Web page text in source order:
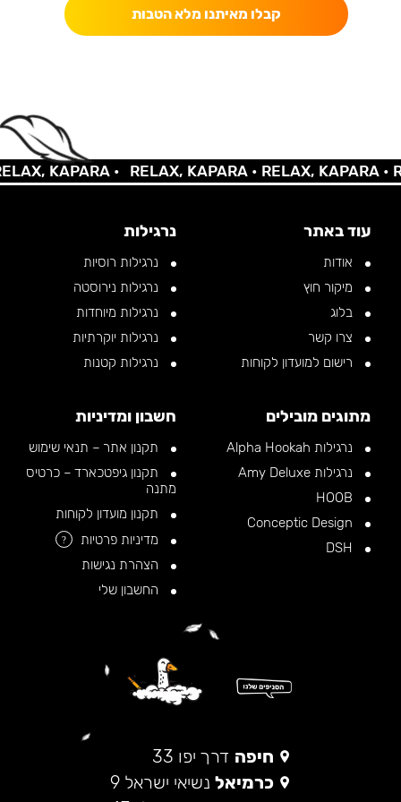
קבלו מאיתנו מלא הטבות
KAPARA • RELAX, KAPARA •RELAX, KAPARA •
עוד באתר
אודות
מיקור חוץ
בלוג
צרו קשר
רישום למועדון לקוחות
נרגילות
נרגילות רוסיות
נרגילות נירוסטה
נרגילות מיוחדות
נרגילות יוקרתיות
נרגילות קטנות
מתוגים מובילים
נרגילות Alpha Hookah
נרגילות Amy Deluxe
חשבון ומדיניות
תקנון אתר – תנאי שימוש
תקנון גיפטכארד – כרטיס
מתנה
תקנון מועדון לקוחות
מדיניות פרטיות
?
הצהרת נגישות
החשבון שלי
חיפה דרך יפו 33
כרמיאל נשיאי ישראל 9